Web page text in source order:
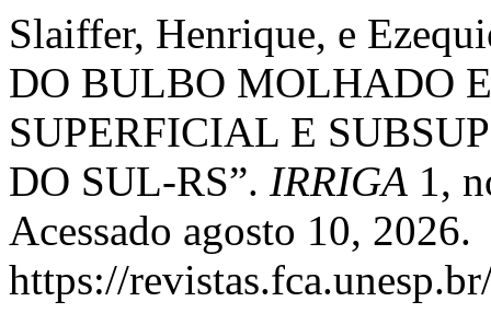
Slaiffer, Henrique, e
DO BULBO MOLHADO
SUPERFICIAL E
DO SUL-RS”. IRRIGA 1,
Acessado agosto 10, 2026.
https://